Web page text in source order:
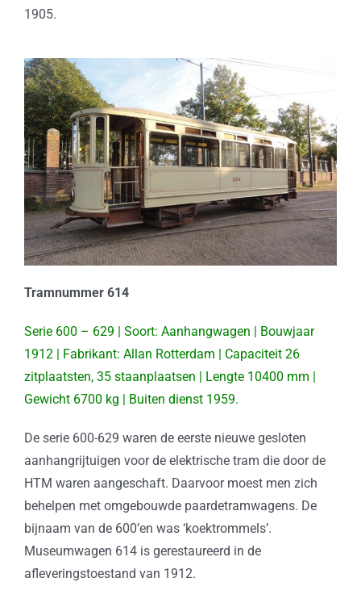
1905.
Tramnummer 614
Serie 600 – 629 | Soort: Aanhangwagen | Bouwjaar
1912 | Fabrikant: Allan Rotterdam | Capaciteit 26
zitplaatsten, 35 staanplaatsen | Lengte 10400 mm |
Gewicht 6700 kg | Buiten dienst 1959.
De serie 600-629 waren de eerste nieuwe gesloten
aanhangrijtuigen voor de elektrische tram die door de
HTM waren aangeschaft. Daarvoor moest men zich
behelpen met omgebouwde paardetramwagens. De
bijnaam van de 600’en was ‘koektrommels’.
Museumwagen 614 is gerestaureerd in de
afleveringstoestand van 1912.